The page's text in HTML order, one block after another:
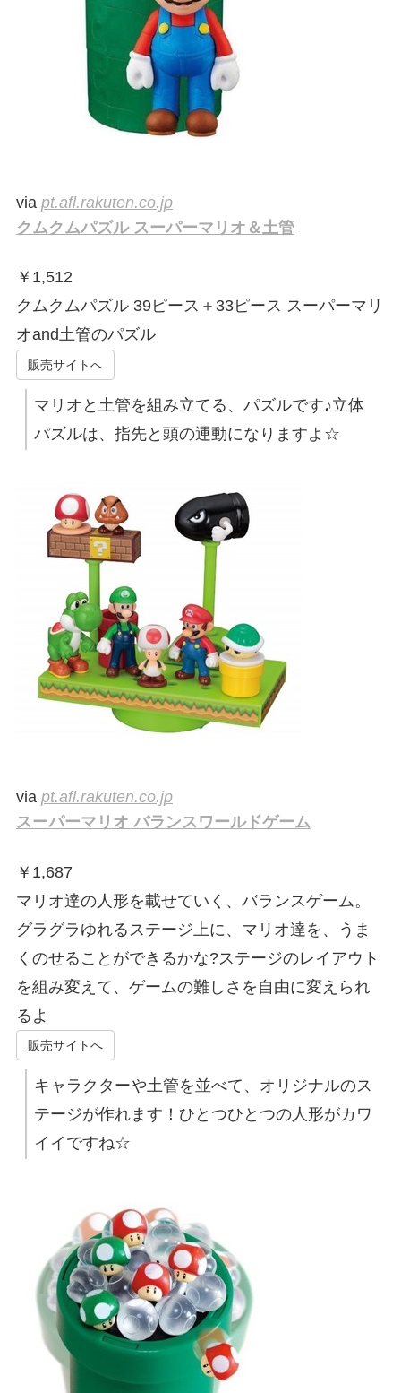
via pt.afl.rakuten.co.jp
クムクムパズル スーパーマリオ＆土管
￥ 1,512
クムクムパズル 39ピース＋33ピース スーパーマリ
オand土管のパズル
販売サイトへ
マリオと土管を組み立てる、パズルです♪立体
パズルは、指先と頭の運動になりますよ☆
via pt.afl.rakuten.co.jp
スーパーマリオ バランスワールドゲーム
￥ 1,687
マリオ達の人形を載せていく、バランスゲーム。
グラグラゆれるステージ上に、マリオ達を、うま
くのせることができるかな?ステージのレイアウト
を組み変えて、ゲームの難しさを自由に変えられ
るよ
販売サイトへ
キャラクターや土管を並べて、オリジナルのス
テージが作れます！ひとつひとつの人形がカワ
イイですね☆